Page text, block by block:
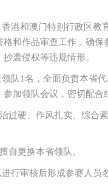
港和澳门特别行政区教
和作品审查工作，确
袭侵权等违规情形。
队1名，全面负责本省
加领队会议，密切配
过硬、作风扎实、综合
自更换本省领队。
行审核后形成参赛人员